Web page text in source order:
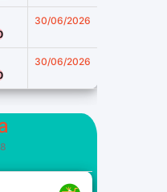
30/06/2026
30/06/2026